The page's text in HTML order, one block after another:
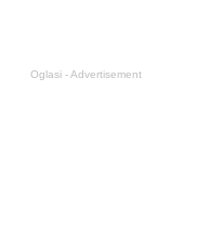
Oglasi - Advertisement